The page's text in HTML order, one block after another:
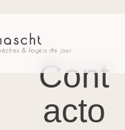
Cont
acto